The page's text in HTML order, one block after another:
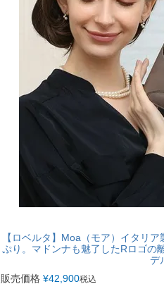
【ロベルタ】Moa（モア）イタリ
ぷり。マドンナも魅了したRロゴの
デ
販売価格 ¥42,900税込